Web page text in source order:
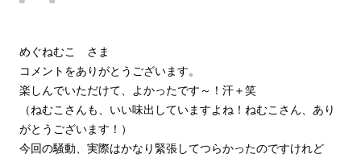
めぐねむこ さま
コメントをありがとうございます。
楽しんでいただけて、よかったです～！汗＋笑
（ねむこさんも、いい味出していますよね！ねむこさん、あり
がとうございます！）
今回の騒動、実際はかなり緊張してつらかったのですけれど